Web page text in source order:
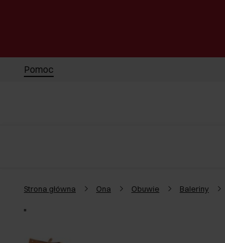
Pomoc
Strona główna Ona Obuwie Baleriny